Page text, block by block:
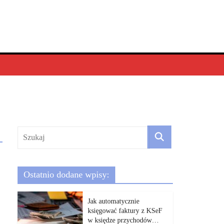
Ostatnio dodane wpisy:
Jak automatycznie
księgować faktury z KSeF
w księdze przychodów…